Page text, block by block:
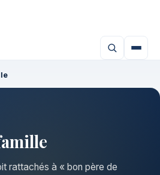
rattachés à « bon père de